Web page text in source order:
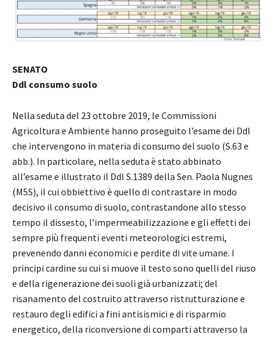
SENATO
Ddl consumo suolo
Nella seduta del 23 ottobre 2019, le Commissioni
Agricoltura e Ambiente hanno proseguito l’esame dei Ddl
che intervengono in materia di consumo del suolo (S.63 e
abb.). In particolare, nella seduta è stato abbinato
all’esame e illustrato il Ddl S.1389 della Sen. Paola Nugnes
(M5S), il cui obbiettivo è quello di contrastare in modo
decisivo il consumo di suolo, contrastandone allo stesso
tempo il dissesto, l’impermeabilizzazione e gli effetti dei
sempre più frequenti eventi meteorologici estremi,
prevenendo danni economici e perdite di vite umane. I
principi cardine su cui si muove il testo sono quelli del riuso
e della rigenerazione dei suoli già urbanizzati; del
risanamento del costruito attraverso ristrutturazione e
restauro degli edifici a fini antisismici e di risparmio
energetico, della riconversione di comparti attraverso la